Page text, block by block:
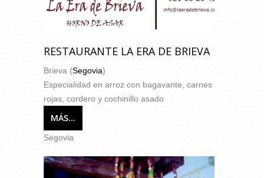
RESTAURANTE LA ERA DE BRIEVA
Brieva (Segovia)
Especialidad en arroz con bagavante, carnes
rojas, cordero y cochinillo asado
MÁS...
Segovia